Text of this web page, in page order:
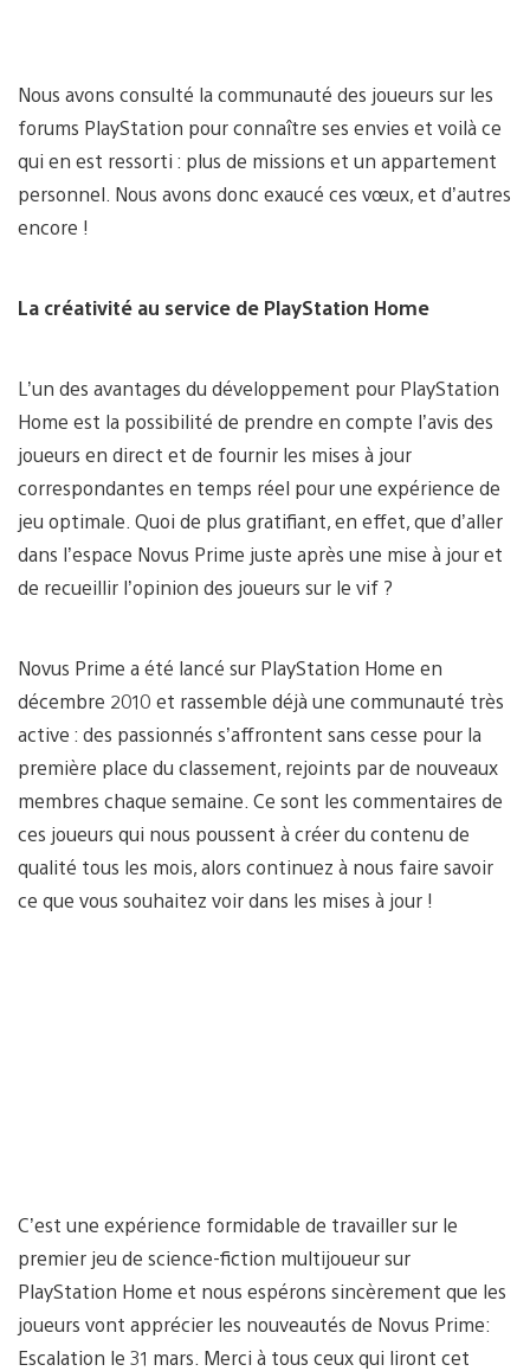
Nous avons consulté la communauté des joueurs sur les
forums PlayStation pour connaître ses envies et voilà ce
qui en est ressorti : plus de missions et un appartement
personnel. Nous avons donc exaucé ces vœux, et d’autres
encore !
La créativité au service de PlayStation Home
L’un des avantages du développement pour PlayStation
Home est la possibilité de prendre en compte l’avis des
joueurs en direct et de fournir les mises à jour
correspondantes en temps réel pour une expérience de
jeu optimale. Quoi de plus gratifiant, en effet, que d’aller
dans l’espace Novus Prime juste après une mise à jour et
de recueillir l’opinion des joueurs sur le vif ?
Novus Prime a été lancé sur PlayStation Home en
décembre 2010 et rassemble déjà une communauté très
active : des passionnés s’affrontent sans cesse pour la
première place du classement, rejoints par de nouveaux
membres chaque semaine. Ce sont les commentaires de
ces joueurs qui nous poussent à créer du contenu de
qualité tous les mois, alors continuez à nous faire savoir
ce que vous souhaitez voir dans les mises à jour !
C’est une expérience formidable de travailler sur le
premier jeu de science-fiction multijoueur sur
PlayStation Home et nous espérons sincèrement que les
joueurs vont apprécier les nouveautés de Novus Prime:
Escalation le 31 mars. Merci à tous ceux qui liront cet